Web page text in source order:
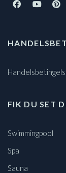
FIK DU SET
Swimmingpool
Spa
Sauna